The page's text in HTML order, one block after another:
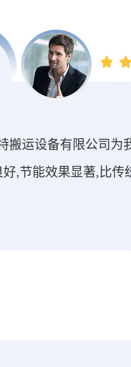
搬运设备有限公司为
,节能效果显著,比